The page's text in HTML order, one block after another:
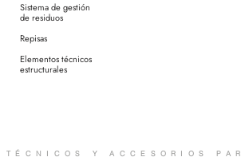
Sistema de gestión
de residuos
Repisas
Elementos técnicos
estructurales
TÉCNICOS Y ACCESORIOS